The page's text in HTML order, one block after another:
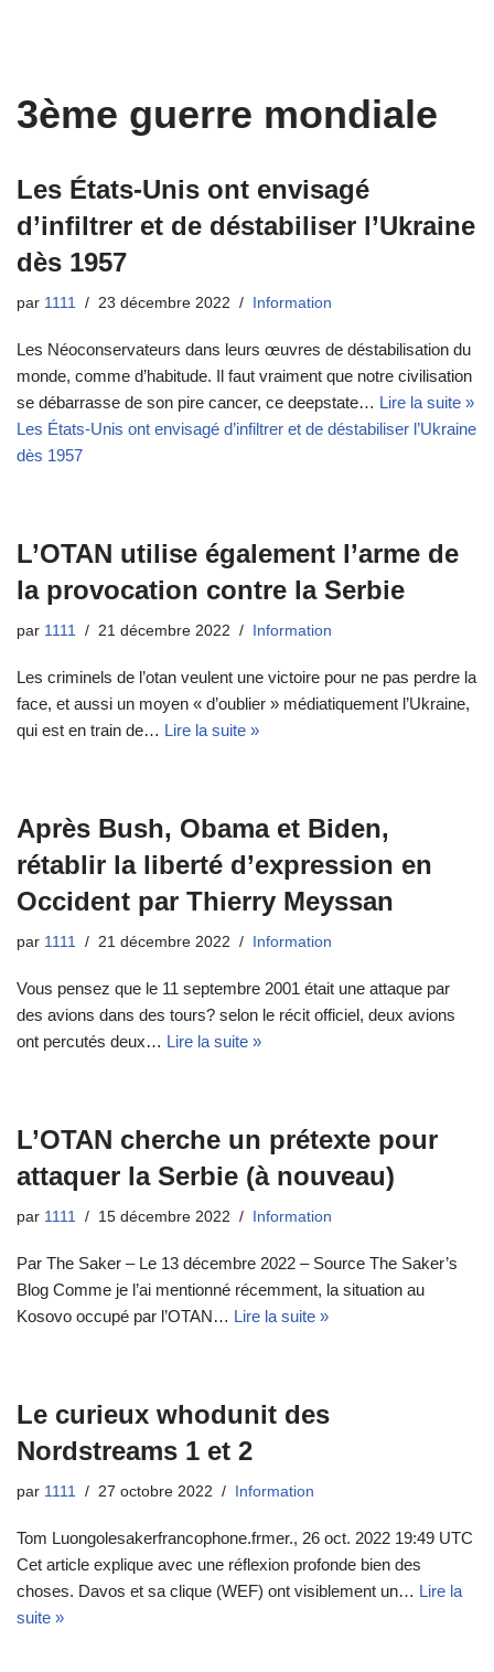
3ème guerre mondiale
Les États-Unis ont envisagé
d’infiltrer et de déstabiliser l’Ukraine
dès 1957
par 1111 23 décembre 2022 Information
Les Néoconservateurs dans leurs œuvres de déstabilisation du
monde, comme d’habitude. Il faut vraiment que notre civilisation
se débarrasse de son pire cancer, ce deepstate… Lire la suite »
Les États-Unis ont envisagé d’infiltrer et de déstabiliser l’Ukraine
dès 1957
L’OTAN utilise également l’arme de
la provocation contre la Serbie
par 1111 21 décembre 2022 Information
Les criminels de l’otan veulent une victoire pour ne pas perdre la
face, et aussi un moyen « d’oublier » médiatiquement l’Ukraine,
qui est en train de… Lire la suite »
Après Bush, Obama et Biden,
rétablir la liberté d’expression en
Occident par Thierry Meyssan
par 1111 21 décembre 2022 Information
Vous pensez que le 11 septembre 2001 était une attaque par
des avions dans des tours? selon le récit officiel, deux avions
ont percutés deux… Lire la suite »
L’OTAN cherche un prétexte pour
attaquer la Serbie (à nouveau)
par 1111 15 décembre 2022 Information
Par The Saker – Le 13 décembre 2022 – Source The Saker’s
Blog Comme je l’ai mentionné récemment, la situation au
Kosovo occupé par l’OTAN… Lire la suite »
Le curieux whodunit des
Nordstreams 1 et 2
par 1111 27 octobre 2022 Information
Tom Luongolesakerfrancophone.frmer., 26 oct. 2022 19:49 UTC
Cet article explique avec une réflexion profonde bien des
choses. Davos et sa clique (WEF) ont visiblement un… Lire la
suite »